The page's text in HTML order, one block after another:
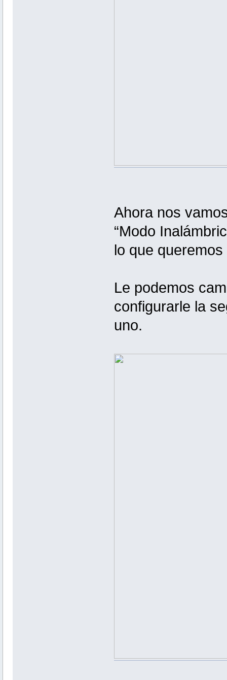
Ahora nos
“Modo
lo que
Le podemos
configurarle la
uno.